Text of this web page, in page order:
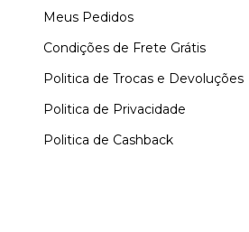
Meus Pedidos
Condições de Frete Grátis
Politica de Trocas e Devoluções
Politica de Privacidade
Politica de Cashback